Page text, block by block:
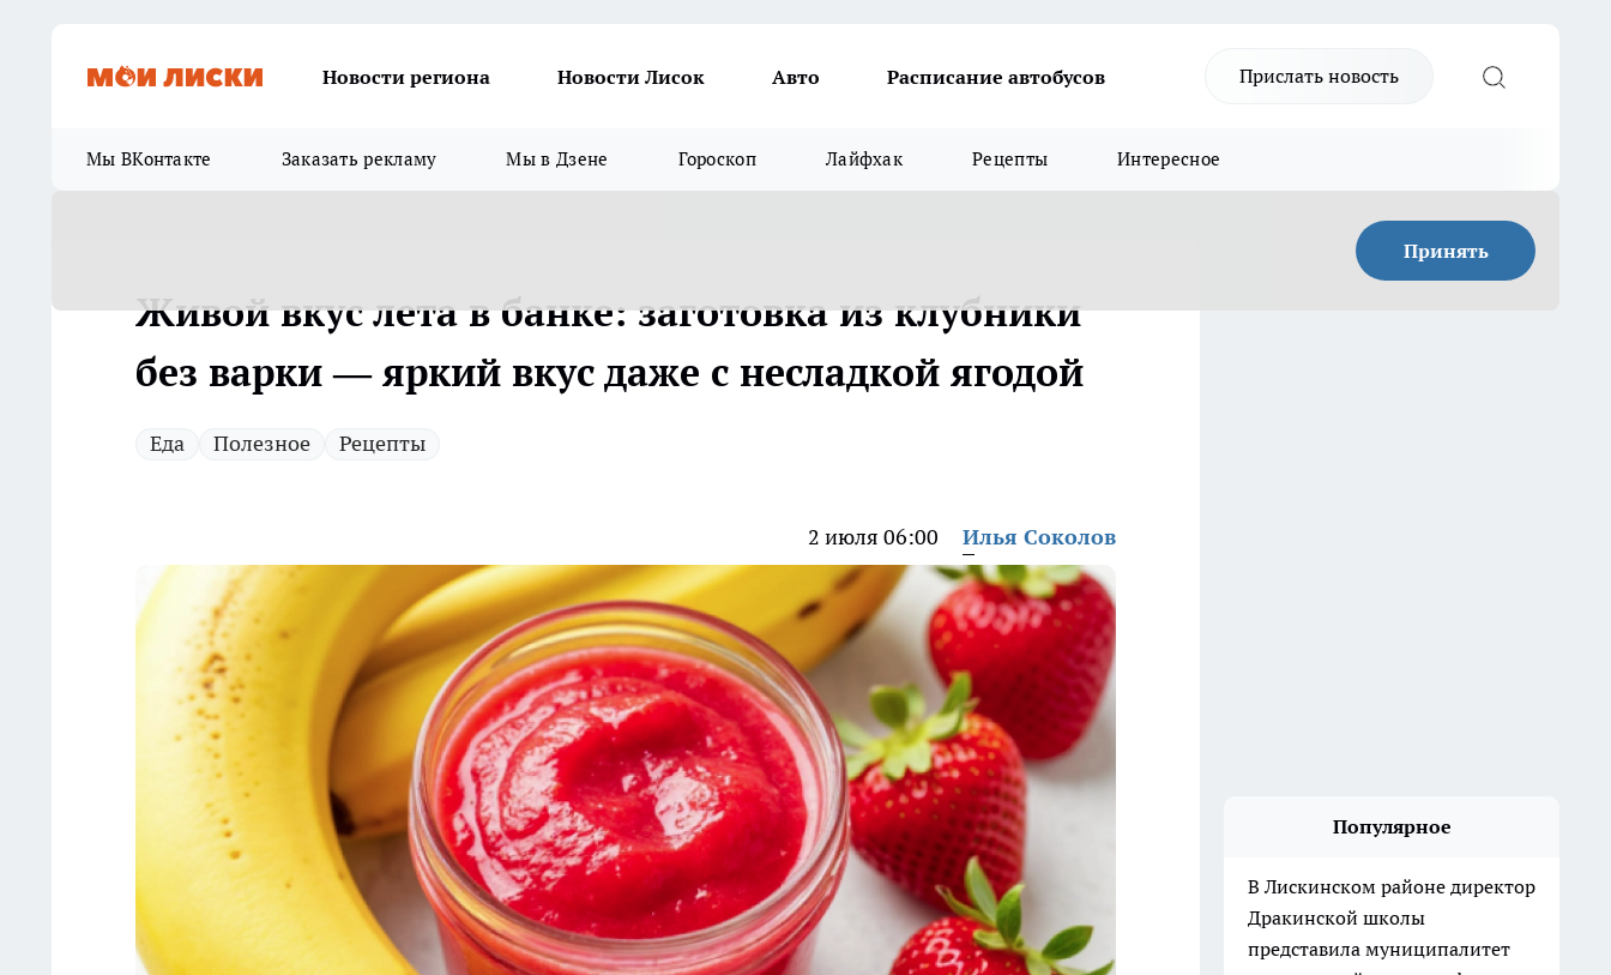
Новости региона Новости Лисок Авто Расписание автобусов Прислать новость
Мы ВКонтакте Заказать рекламу Мы в Дзене Гороскоп Лайфхак Рецепты Интересное
Принять
Живой вкус лета в банке: заготовка из клубники
без варки — яркий вкус даже с несладкой ягодой
Еда Полезное Рецепты
2 июля 06:00 Илья Соколов
Популярное
В Лискинском районе директор
Дракинской школы
представила муниципалитет